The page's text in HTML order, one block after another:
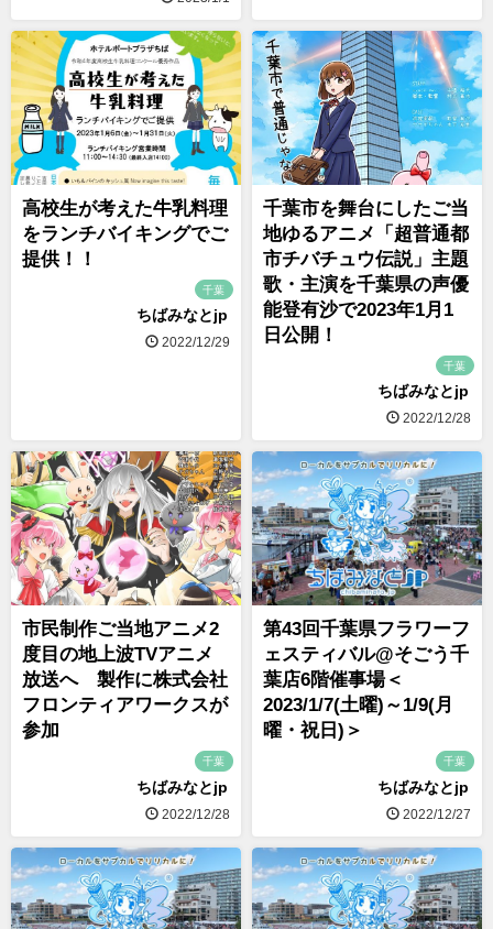
高校生が考えた牛乳料理
をランチバイキングでご
提供！！
千葉
ちばみなとjp
2022/12/29
千葉市を舞台にしたご当
地ゆるアニメ「超普通都
市チバチュウ伝説」主題
歌・主演を千葉県の声優
能登有沙で2023年1月1
日公開！
千葉
ちばみなとjp
2022/12/28
市民制作ご当地アニメ2
度目の地上波TVアニメ
放送へ 製作に株式会社
フロンティアワークスが
参加
千葉
ちばみなとjp
2022/12/28
第43回千葉県フラワーフ
ェスティバル@そごう千
葉店6階催事場＜
2023/1/7(土曜)～1/9(月
曜・祝日)＞
千葉
ちばみなとjp
2022/12/27